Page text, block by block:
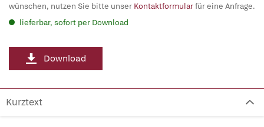
wünschen, nutzen Sie bitte unser Kontaktformularfür eine Anfrage.
lieferbar, sofort per Download
Download
Kurztext